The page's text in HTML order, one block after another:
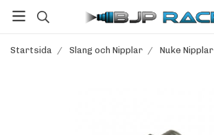
Startsida / Slang och Nipplar / Nuke Nipplar